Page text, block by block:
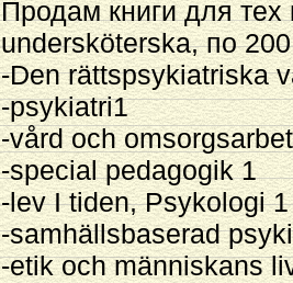
Продам книги для тeх
undersköterska, по
-Den rättspsykiatriska
-psykiatri1
-vård och
-special pedagogik 1
-lev I tiden, Psykologi 1
-samhällsbaserad
-etik och människans